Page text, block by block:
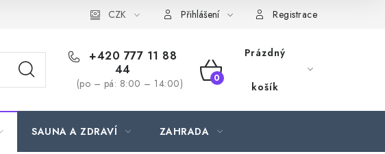
CZK Přihlášení Registrace
+420 777 11 88
44
(po – pá: 8:00 – 14:00)
NÁKUPNÍ
Prázdný
košík
SAUNA A ZDRAVÍ ZAHRADA